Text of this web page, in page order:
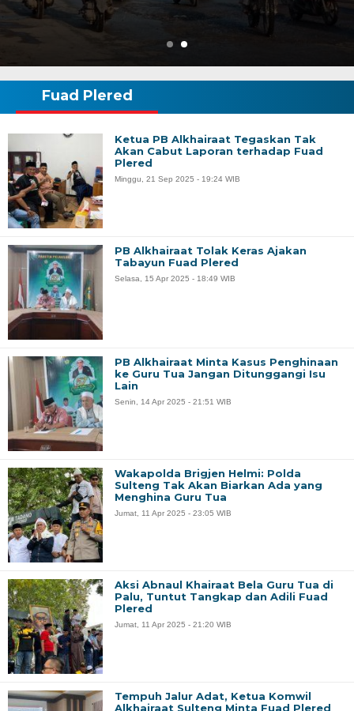
Fuad Plered
Ketua PB Alkhairaat Tegaskan Tak
Akan Cabut Laporan terhadap Fuad
Plered
Minggu, 21 Sep 2025 - 19:24 WIB
PB Alkhairaat Tolak Keras Ajakan
Tabayun Fuad Plered
Selasa, 15 Apr 2025 - 18:49 WIB
PB Alkhairaat Minta Kasus Penghinaan
ke Guru Tua Jangan Ditunggangi Isu
Lain
Senin, 14 Apr 2025 - 21:51 WIB
Wakapolda Brigjen Helmi: Polda
Sulteng Tak Akan Biarkan Ada yang
Menghina Guru Tua
Jumat, 11 Apr 2025 - 23:05 WIB
Aksi Abnaul Khairaat Bela Guru Tua di
Palu, Tuntut Tangkap dan Adili Fuad
Plered
Jumat, 11 Apr 2025 - 21:20 WIB
Tempuh Jalur Adat, Ketua Komwil
Alkhairaat Sulteng Minta Fuad Plered